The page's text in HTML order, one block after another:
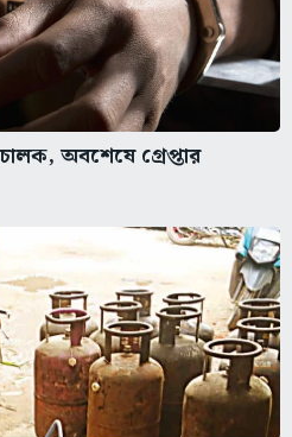
অবশেষে গ্রেপ্তার